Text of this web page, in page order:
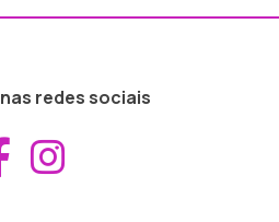
redes sociais
Aceder ao